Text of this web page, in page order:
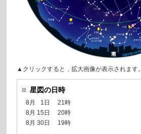
▲クリックすると，拡大画像が表示されます。
星図の日時
8月 1日
21時
8月 15日
20時
8月 30日 19時